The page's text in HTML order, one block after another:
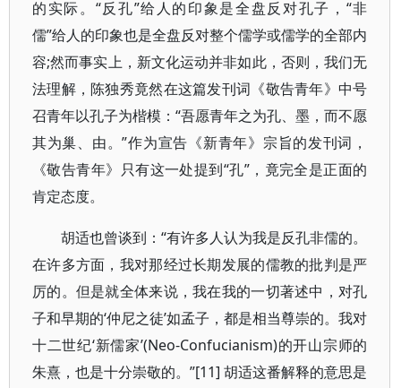
的实际。“反孔”给人的印象是全盘反对孔子，“非
儒”给人的印象也是全盘反对整个儒学或儒学的全部内
容;然而事实上，新文化运动并非如此，否则，我们无
法理解，陈独秀竟然在这篇发刊词《敬告青年》中号
召青年以孔子为楷模：“吾愿青年之为孔、墨，而不愿
其为巢、由。”作为宣告《新青年》宗旨的发刊词，
《敬告青年》只有这一处提到“孔”，竟完全是正面的
肯定态度。
胡适也曾谈到：“有许多人认为我是反孔非儒的。
在许多方面，我对那经过长期发展的儒教的批判是严
厉的。但是就全体来说，我在我的一切著述中，对孔
子和早期的‘仲尼之徒’如孟子，都是相当尊崇的。我对
十二世纪‘新儒家’(Neo-Confucianism)的开山宗师的
朱熹，也是十分崇敬的。”[11] 胡适这番解释的意思是